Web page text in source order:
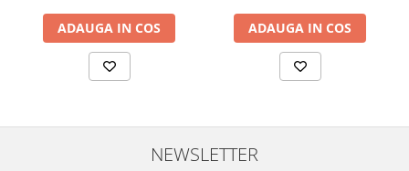
ADAUGA IN COS ADAUGA IN COS
NEWSLETTER